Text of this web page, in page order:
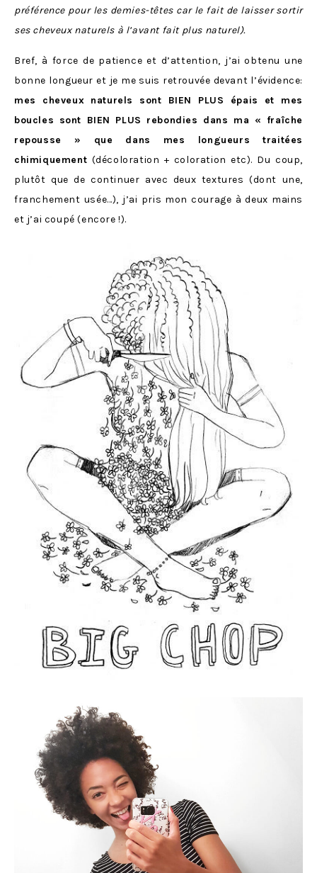
préférence pour les demies-têtes car le fait de laisser sortir
ses cheveux naturels à l’avant fait plus naturel).
Bref, à force de patience et d’attention, j’ai obtenu une
bonne longueur et je me suis retrouvée devant l’évidence:
mes cheveux naturels sont BIEN PLUS épais et mes
boucles sont BIEN PLUS rebondies dans ma « fraîche
repousse » que dans mes longueurs traitées
chimiquement (décoloration + coloration etc). Du coup,
plutôt que de continuer avec deux textures (dont une,
franchement usée…), j’ai pris mon courage à deux mains
et j’ai coupé (encore !).